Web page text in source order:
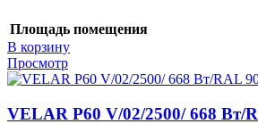
Площадь помещения
В корзину
Просмотр
VELAR P60 V/02/2500/ 668 Bт/